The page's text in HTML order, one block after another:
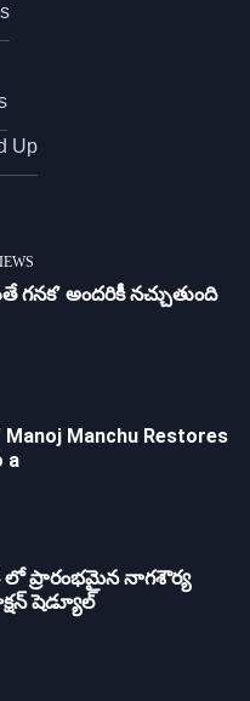
Up
గ‌న‌క‌’ అందరికీ నచ్చుతుంది
Manoj Manchu Restores
a
ప్రారంభమైన నాగశౌర్య
షెడ్యూల్